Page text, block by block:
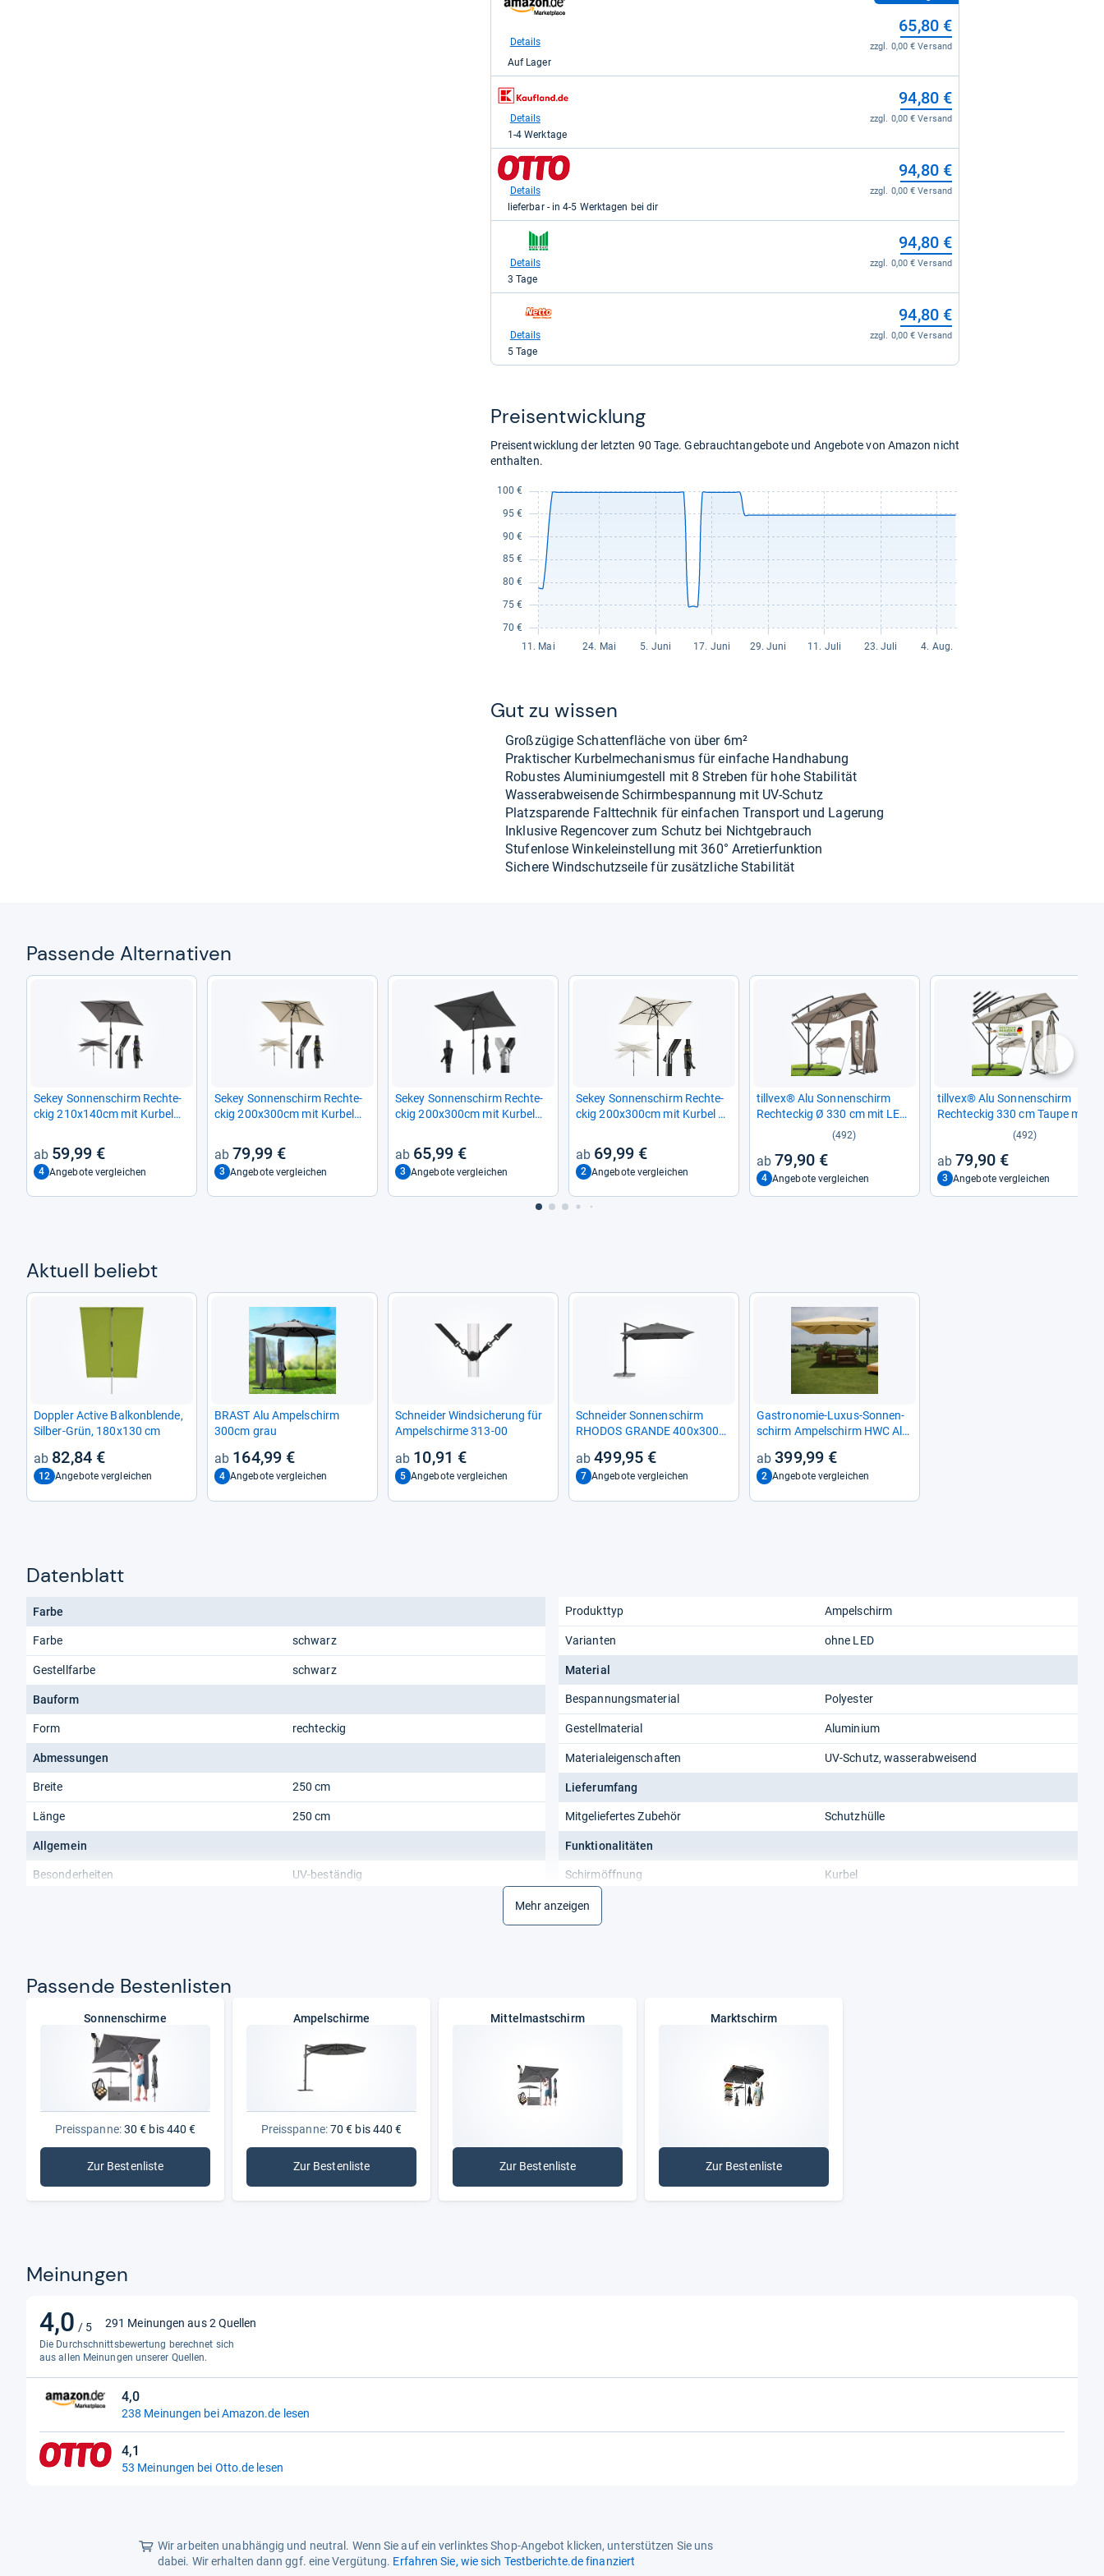
Shop:
Amazon.de
65,80
kaufen.
65,80 €
zzgl. 0,00 € Versand
Details
Auf Lager
zum
Shop:
94,80
kaufen.
94,80 €
zzgl. 0,00 € Versand
Details
1-4 Werktage
zum
Shop:
Otto.de
für
94,80 €
zzgl. 0,00 € Versand
Details
lieferbar - in 4-5 Werktagen bei dir
für
kaufen.
94,80 €
zzgl. 0,00 € Versand
Details
3 Tage
Online
94,80 €
zzgl. 0,00 € Versand
Details
5 Tage
Preis­ent­wick­lung
Preisentwicklung der letzten 90 Tage. Gebrauchtangebote und Angebote von Amazon nicht
enthalten.
Gut zu wis­sen
Groß­zü­gige Schat­ten­flä­che von über 6m²
Prak­ti­scher Kur­bel­me­cha­nis­mus für ein­fa­che Hand­ha­bung
Robus­tes Alu­mi­ni­um­ge­stell mit 8 Stre­ben für hohe Sta­bi­li­tät
Was­ser­ab­wei­sende Schirm­be­span­nung mit UV-​Schutz
Platz­spa­rende Falt­tech­nik für ein­fa­chen Trans­port und Lage­rung
Inklu­sive Regen­co­ver zum Schutz bei Nicht­ge­brauch
Stu­fen­lose Win­ke­lein­stel­lung mit 360° Arre­tier­funk­tion
Sichere Wind­schutz­seile für zusätz­li­che Sta­bi­li­tät
Pas­sende Alter­na­ti­ven
Sekey Son­nen­schirm Recht­e­
ckig 210x140cm mit Kur­bel
59,99 €
4 Angebote vergleichen
Sekey Son­nen­schirm Recht­e­
ckig 200x300cm mit Kur­bel
79,99 €
3 Angebote vergleichen
Sekey Son­nen­schirm Recht­e­
ckig 200x300cm mit Kur­bel
65,99 €
3 Angebote vergleichen
Sekey Son­nen­schirm Recht­e­
ckig 200x300cm mit Kur­bel &
69,99 €
2 Angebote vergleichen
till­vex® Alu Son­nen­schirm
Recht­e­ckig Ø 330 cm mit LED
(492)
79,90 €
4 Angebote vergleichen
till­vex® Alu Son­nen­schirm
Recht­e­ckig 330 cm Taupe mit
(492)
79,90 €
3 Angebote vergleichen
nächste
Aktu­ell beliebt
Dopp­ler Active Bal­kon­blende,
Sil­ber-​Grün, 180x130 cm
82,84 €
12 Angebote vergleichen
BRAST Alu Ampel­schirm
300cm grau
164,99 €
4 Angebote vergleichen
Schnei­der Wind­si­che­rung für
Ampel­schirme 313-​00
10,91 €
5 Angebote vergleichen
Schnei­der Son­nen­schirm
RHO­DOS GRANDE 400x300
499,95 €
7 Angebote vergleichen
Gastro­no­mie-​Luxus-​Son­nen­
schirm Ampel­schirm HWC Alu
der 399,99 €
2 Angebote vergleichen
Datenblatt
Farbe
Farbe schwarz
Gestellfarbe schwarz
Bauform
Form rechteckig
Abmessungen
Breite 250 cm
Länge 250 cm
Allgemein
Besonderheiten UV-beständig
Produkttyp Ampelschirm
Varianten ohne LED
Material
Bespannungsmaterial Polyester
Gestellmaterial Aluminium
Materialeigenschaften UV-Schutz, wasserabweisend
Lieferumfang
Mitgeliefertes Zubehör Schutzhülle
Funktionalitäten
Schirmöffnung Kurbel
Mehr anzeigen
Pas­sende Bes­ten­lis­ten
Sonnenschirme
Preisspanne:30 € bis 440 €
Zur Bestenliste: Sonnenschirme
Ampelschirme
Preisspanne:70 € bis 440 €
Zur Bestenliste
: Ampelschirme
Mittelmastschirm
Zur Bestenliste: Mittelmastschirm
Marktschirm
Zur Bestenliste
: Marktschirm
Meinungen
4,0 / 5
4,0
von
5
Sternen
291 Meinungen aus 2 Quellen
Die Durchschnittsbewertung berechnet sich
aus allen Meinungen unserer Quellen.
4,0
4,0
von
Sternen
238 Meinungen bei Amazon.de lesen
4,1
4,1
von
53 Meinungen bei Otto.de lesen
Wir arbeiten unabhängig und neutral. Wenn Sie auf ein verlinktes Shop-Angebot klicken, unterstützen Sie uns
dabei. Wir erhalten dann ggf. eine Vergütung. Erfahren Sie, wie sich Testberichte.de finanziert